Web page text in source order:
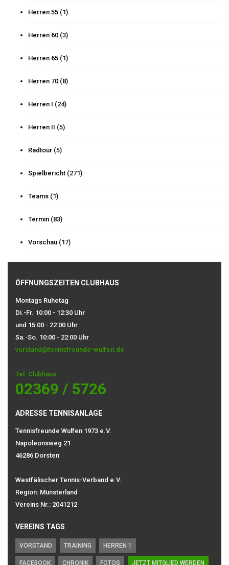
Herren 55 (1)
Herren 60 (3)
Herren 65 (1)
Herren 70 (8)
Herren I (24)
Herren II (5)
Radtour (5)
Spielbericht (271)
Teams (1)
Termin (83)
Vorschau (17)
ÖFFNUNGSZEITEN CLUBHAUS
Montags Ruhetag
Di.-Fr. 10:00 - 12:30 Uhr
und 15:00 - 22:00 Uhr
Sa.-So. 10:00 - 22:00 Uhr
vorstand@tennisfreunde-wulfen.de
Tel. Clubhaus
02369 / 5726
ADRESSE TENNISANLAGE
Tennisfreunde Wulfen 1973 e.V.
Napoleonsweg 21
46286 Dorsten
Westfälischer Tennis-Verband e.V.
Region: Münsterland
Vereins Nr.: 2041212
VEREINS TAGS
VORSTAND TRAINING HERREN 1
FACEBOOK CHRONIK FOTOS JETZT MITGLIED WERDEN